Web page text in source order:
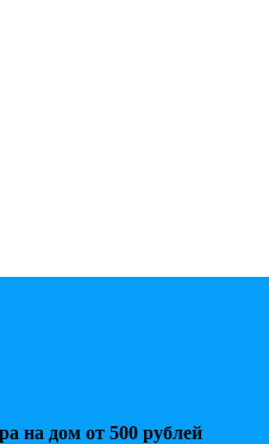
на дом от 500 рублей